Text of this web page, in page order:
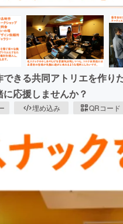
きる共同アトリエを作り
応援しませんか？
埋め込み QRコード